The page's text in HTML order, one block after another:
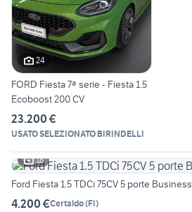
24
FORD Fiesta 7ª serie - Fiesta 1.5
Ecoboost 200 CV
23.200 €
USATO SELEZIONATO BIRINDELLI
18
Ford Fiesta 1.5 TDCi 75CV 5 porte Business
4.200 €Certaldo(FI)